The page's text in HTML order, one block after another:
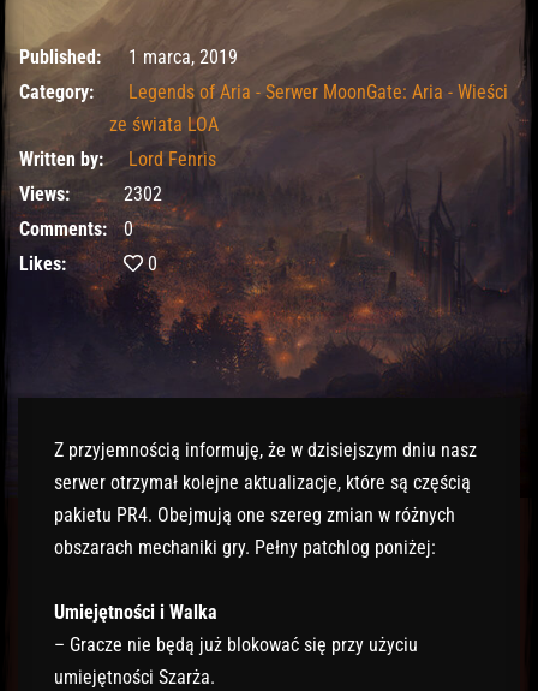
10 lutego, 2020
Published: 1 marca, 2019
Category:
Legends of Aria - Serwer MoonGate: Aria - Wieści
ze świata LOA
Written by:
Lord Fenris
Views:
2302
Comments: 0
Likes:
0
Z przyjemnością informuję, że w dzisiejszym dniu nasz
serwer otrzymał kolejne aktualizacje, które są częścią
pakietu PR4. Obejmują one szereg zmian w różnych
obszarach mechaniki gry. Pełny patchlog poniżej:
Umiejętności i Walka
– Gracze nie będą już blokować się przy użyciu
umiejętności Szarża.